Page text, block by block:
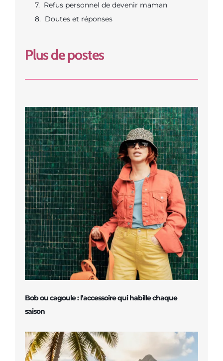
Refus personnel de devenir maman
Doutes et réponses
Plus de postes
Bob ou cagoule : l’accessoire qui habille chaque
saison